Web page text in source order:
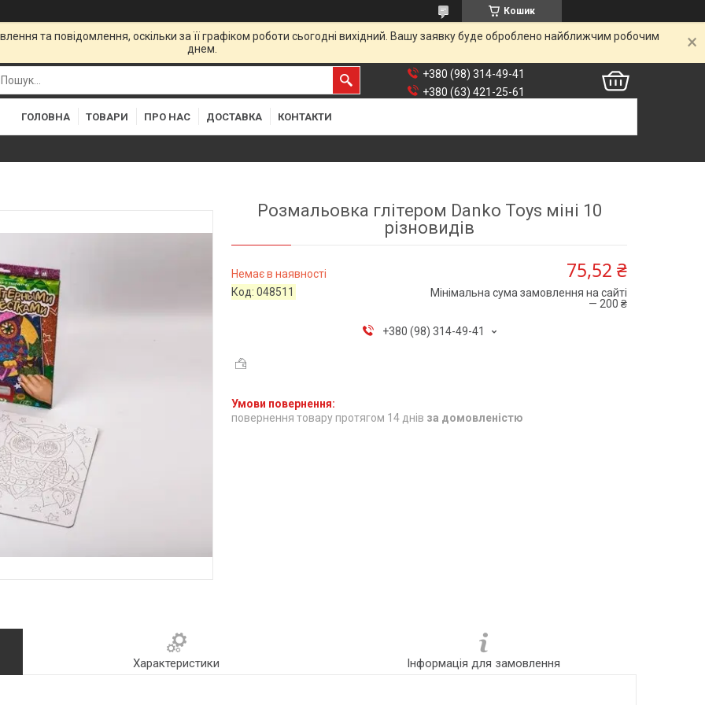
Кошик
та повідомлення, оскільки за її графіком роботи сьогодні вихідний. Вашу заявку буде оброблено найближчим робочим
днем.
+380 (98) 314-49-41
+380 (63) 421-25-61
ГОЛОВНА ТОВАРИ ПРО НАС ДОСТАВКА КОНТАКТИ
Розмальовка глітером Danko Toys міні 10
різновидів
Немає в наявності
Код:048511
75,52 ₴
Мінімальна сума замовлення на сайті
— 200 ₴
+380 (98) 314-49-41
повернення товару протягом 14 днів за домовленістю
Характеристики Інформація для замовлення